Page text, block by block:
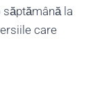
la
care